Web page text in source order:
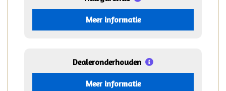
Meer informatie
Dealeronderhouden
Meer informatie